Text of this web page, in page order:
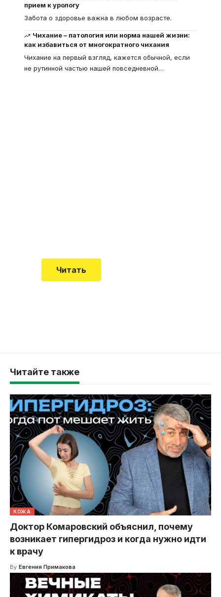
прием к урологу
Забота о здоровье важна в любом возрасте.
Чихание – патология или норма нашей жизни:
как избавиться от многократного чихания
Чихание на первый взгляд, кажется обычной, если
не рутинной частью нашей повседневной…
Читать
Читайте также
КОЖА
Доктор Комаровский объяснил, почему
возникает гипергидроз и когда нужно идти
к врачу
By Евгения Примакова